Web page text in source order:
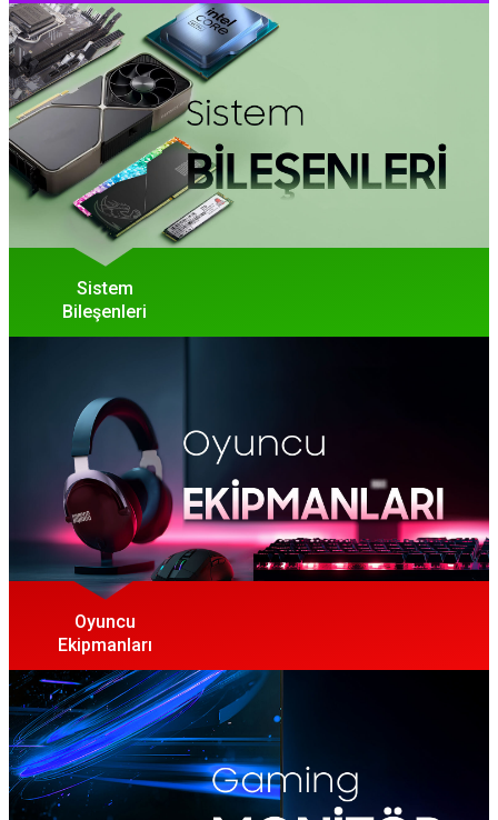
Sistem
Bileşenleri
Oyuncu
Ekipmanları